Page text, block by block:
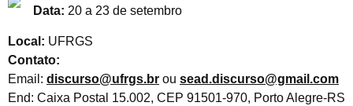
Data: 20 a 23 de setembro
Local: UFRGS
Contato:
Email: discurso@ufrgs.br ou sead.discurso@gmail.com
End: Caixa Postal 15.002, CEP 91501-970, Porto Alegre-RS